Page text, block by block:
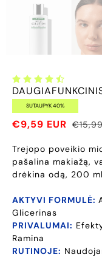
SUTAUPYK 40%
€9,59 EUR
Trejopo poveikio
pašalina makiažą,
drėkina odą, 200 ml
AKTYVI FORMULĖ:
Glicerinas
PRIVALUMAI:
Ramina
RUTINOJE: